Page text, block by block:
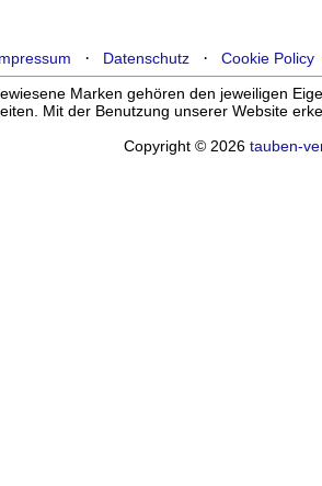
· Datenschutz· Cookie Policy
Marken gehören den jeweiligen
Mit der Benutzung unserer Website
Copyright © 2026 tauben-